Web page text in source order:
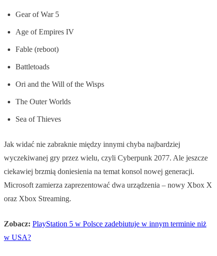
Gear of War 5
Age of Empires IV
Fable (reboot)
Battletoads
Ori and the Will of the Wisps
The Outer Worlds
Sea of Thieves
Jak widać nie zabraknie między innymi chyba najbardziej
wyczekiwanej gry przez wielu, czyli Cyberpunk 2077. Ale jeszcze
ciekawiej brzmią doniesienia na temat konsol nowej generacji.
Microsoft zamierza zaprezentować dwa urządzenia – nowy Xbox X
oraz Xbox Streaming.
Zobacz: PlayStation 5 w Polsce zadebiutuje w innym terminie niż
w USA?